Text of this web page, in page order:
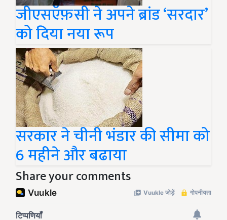
जीएसऍफ़सी ने अपने ब्रांड ‘सरदार’
को दिया नया रूप
सरकार ने चीनी भंडार की सीमा को
6 महीने और बढाया
Share your comments